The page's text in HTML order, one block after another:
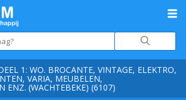
1: WO. BROCANTE, VINTAGE, ELEKTRO,
VARIA, MEUBELEN,
ENZ. (WACHTEBEKE) (6107)